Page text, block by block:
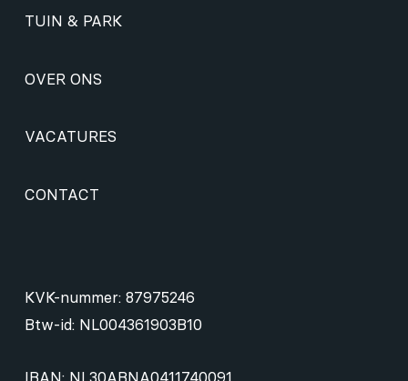
TUIN & PARK
OVER ONS
VACATURES
CONTACT
KVK-nummer: 87975246
Btw-id: NL004361903B10